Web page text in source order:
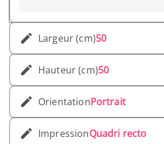
Largeur (cm)50
Hauteur (cm)50
OrientationPortrait
ImpressionQuadri recto